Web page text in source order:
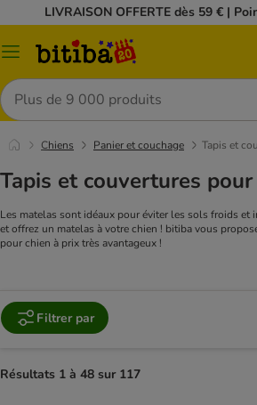
LIVRAISON OFFERTE dès 59 € |
Menu
Rechercher
Chiens Panier et couchage Tapis et
Tapis et couvertures pour
Les matelas sont idéaux pour éviter les sols froids
et offrez un matelas à votre chien ! bitiba vous
pour chien à prix très avantageux !
Filtrer par
Résultats 1 à 48 sur 117